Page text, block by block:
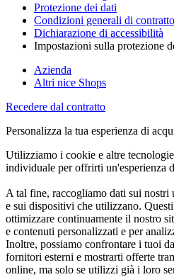
Protezione dei dati
Condizioni generali di
Dichiarazione di accessibilità
Impostazioni sulla protezione
Azienda
Altri nice Shops
Recedere dal contratto
Personalizza la tua esperienza di
Utilizziamo i cookie e altre
individuale per offrirti un'esperienza
A tal fine, raccogliamo dati sui nostri
e sui dispositivi che utilizzano.
ottimizzare continuamente il nostro
e contenuti personalizzati e per
Inoltre, possiamo confrontare i tuoi
fornitori esterni e mostrarti offerte
online, ma solo se utilizzi già i loro